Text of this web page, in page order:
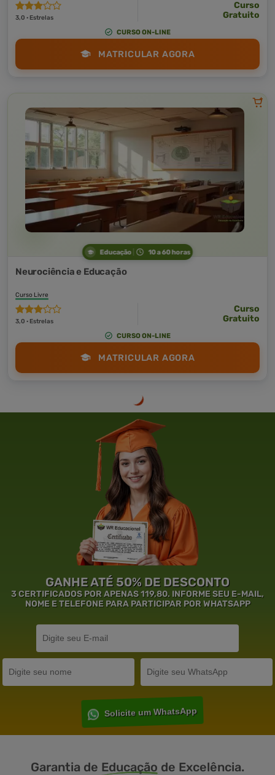
3,0 · Estrelas
Curso
Gratuito
CURSO ON-LINE
MATRICULAR AGORA
Educação 10 a 60 horas
Neurociência e Educação
Curso Livre
3,0 · Estrelas
Curso
Gratuito
CURSO ON-LINE
MATRICULAR AGORA
GANHE ATÉ 50% DE DESCONTO
3 CERTIFICADOS POR APENAS 119,80. INFORME SEU E-MAIL,
NOME E TELEFONE PARA PARTICIPAR POR WHATSAPP
Solicite um WhatsApp
Garantia de Educação de Excelência.